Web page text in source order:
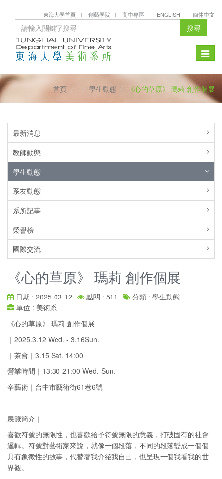
東海大學首頁 創藝學院 高中專區 ENGLISH 簡体中文
搜尋
Toggle
首頁 學生動態 《心的草原》 瑪莉 創作個展
最新消息
教師動態
學生動態
系友動態
系所記事
榮譽榜
國際交流
《心的草原》 瑪莉 創作個展
日期 : 2025-03-12 點閱 : 511
分類 : 學生動態
單位 : 美術系
《心的草原》 瑪莉 創作個展
｜2025.3.12 Wed. - 3.16Sun.
｜茶會｜3.15 Sat. 14:00
營業時間｜13:30-21:00 Wed.-Sun.
辛藝術｜台中市藝術街61巷6號
展覽簡介｜
喜歡符號的無限性，也喜歡給予符號無限的意義，打破固有的社會
邏輯。符號對藝術家來說，就像一個段落，不同的段落變成一個個
具有象徵性的故事，代替著我介紹我自己，也呈現一個我看我的世
界觀。